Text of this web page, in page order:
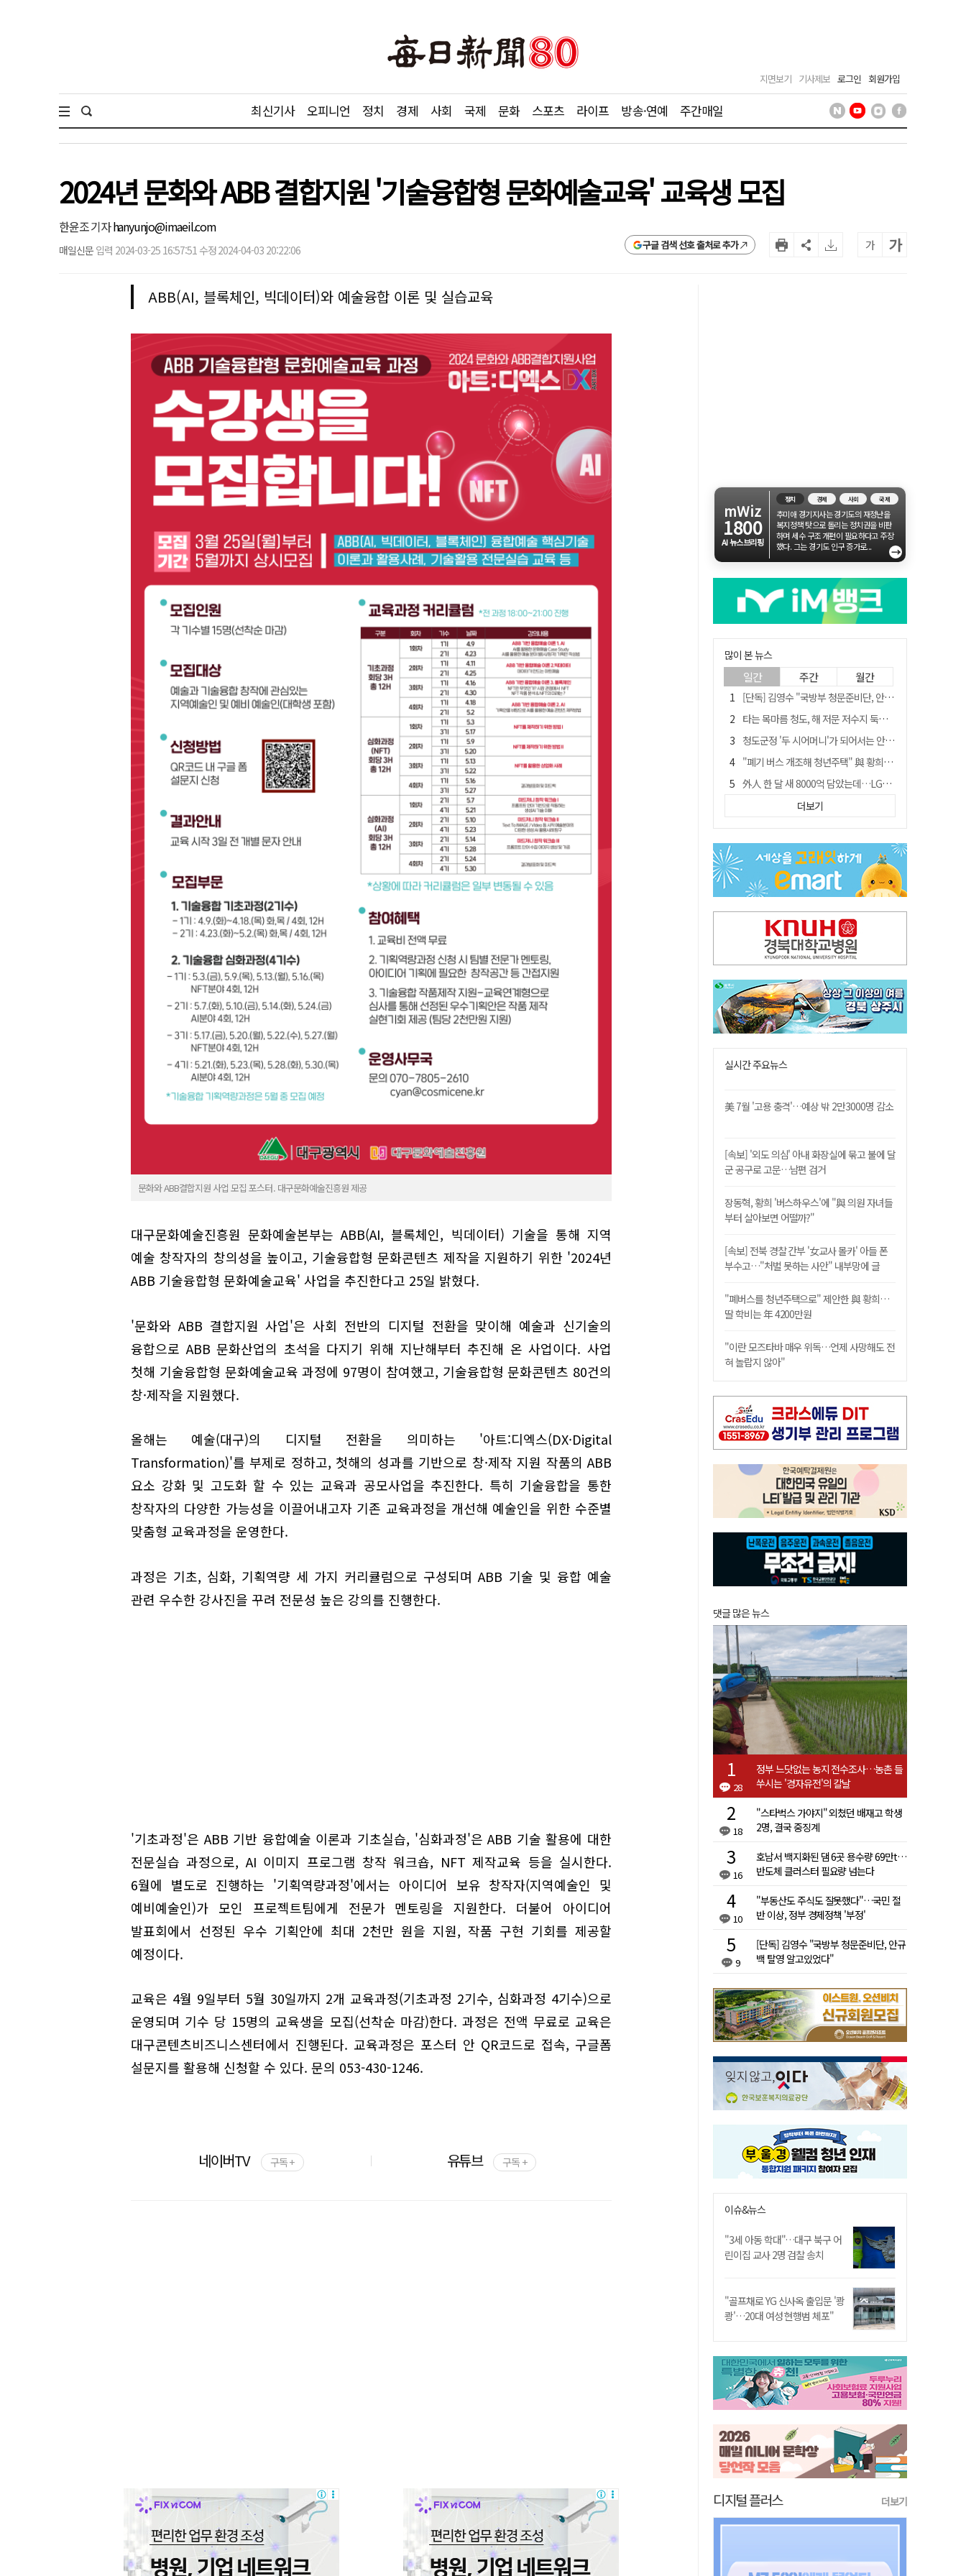
지면보기 기사제보 로그인 회원가입
최신기사 오피니언 정치 경제 사회 국제 문화 스포츠 라이프 방송·연예 주간매일
2024년 문화와 ABB 결합지원 '기술융합형 문화예술교육' 교육생 모집
한윤조 기자hanyunjo@imaeil.com
매일신문 입력 2024-03-25 16:57:51 수정 2024-04-03 20:22:06 구글 검색 선호 출처로 추가 가 가
ABB(AI, 블록체인, 빅데이터)와 예술융합 이론 및 실습교육
문화와 ABB결합지원 사업 모집 포스터. 대구문화예술진흥원 제공
대구문화예술진흥원 문화예술본부는 ABB(AI, 블록체인, 빅데이터) 기술을 통해 지역
예술 창작자의 창의성을 높이고, 기술융합형 문화콘텐츠 제작을 지원하기 위한 '2024년
ABB 기술융합형 문화예술교육' 사업을 추진한다고 25일 밝혔다.
'문화와 ABB 결합지원 사업'은 사회 전반의 디지털 전환을 맞이해 예술과 신기술의
융합으로 ABB 문화산업의 초석을 다지기 위해 지난해부터 추진해 온 사업이다. 사업
첫해 기술융합형 문화예술교육 과정에 97명이 참여했고, 기술융합형 문화콘텐츠 80건의
창·제작을 지원했다.
올해는 예술(대구)의 디지털 전환을 의미하는 '아트:디엑스(DX·Digital
Transformation)'를 부제로 정하고, 첫해의 성과를 기반으로 창·제작 지원 작품의 ABB
요소 강화 및 고도화 할 수 있는 교육과 공모사업을 추진한다. 특히 기술융합을 통한
창작자의 다양한 가능성을 이끌어내고자 기존 교육과정을 개선해 예술인을 위한 수준별
맞춤형 교육과정을 운영한다.
과정은 기초, 심화, 기획역량 세 가지 커리큘럼으로 구성되며 ABB 기술 및 융합 예술
관련 우수한 강사진을 꾸려 전문성 높은 강의를 진행한다.
'기초과정'은 ABB 기반 융합예술 이론과 기초실습, '심화과정'은 ABB 기술 활용에 대한
전문실습 과정으로, AI 이미지 프로그램 창작 워크숍, NFT 제작교육 등을 실시한다.
6월에 별도로 진행하는 '기획역량과정'에서는 아이디어 보유 창작자(지역예술인 및
예비예술인)가 모인 프로젝트팀에게 전문가 멘토링을 지원한다. 더불어 아이디어
발표회에서 선정된 우수 기획안에 최대 2천만 원을 지원, 작품 구현 기회를 제공할
예정이다.
교육은 4월 9일부터 5월 30일까지 2개 교육과정(기초과정 2기수, 심화과정 4기수)으로
운영되며 기수 당 15명의 교육생을 모집(선착순 마감)한다. 과정은 전액 무료로 교육은
대구콘텐츠비즈니스센터에서 진행된다. 교육과정은 포스터 안 QR코드로 접속, 구글폼
설문지를 활용해 신청할 수 있다. 문의 053-430-1246.
네이버TV 구독 + 유튜브 구독 +
mWiz
1800
AI 뉴스브리핑
정치 경제 사회 국제
추미애 경기지사는 경기도의 재정난을
복지정책 탓으로 돌리는 정치권을 비판
하며 세수 구조 개편이 필요하다고 주장
했다. 그는 경기도 인구 증가로...
→
많이 본 뉴스
일간 주간 월간
[단독] 김영수 "국방부 청문준비단, 안규백 탈영 알고있었다"
타는 목마름 청도, 해 저문 저수지 둑에 군수가 서 있었다
청도군정 '두 시어머니'가 되어서는 안된다
"폐기 버스 개조해 청년주택" 與 황희…'딸 학비는 年 4200만원'
外人 한 달 새 8000억 담았는데…LG이노텍 목표주가는 왜 엇갈릴까
임시휴업 들어갔던 홈플러스 영주점, 7일 영업 재개…지하 1층만 운영
SK하이닉스, 주당 375원 분기 배당 공시…"3분기 중 주주환원 방안 확정"
이의준 전 경북도 새마을봉사과장, 제28대 울릉군 부군수 취임
"상법개정해도 주주가 '봉'"…하이닉스 솔리다임 상장설에 술렁[개미와글와글]
더보기
실시간 주요뉴스
美 7월 '고용 충격'…예상 밖 2만3000명 감소
[속보] '외도 의심' 아내 화장실에 묶고 불에 달
군 공구로 고문…남편 검거
장동혁, 황희 '버스하우스'에 "與 의원 자녀들
부터 살아보면 어떨까?"
[속보] 전북 경찰 간부 '女교사 몰카' 아들 폰
부수고…"처벌 못하는 사안" 내부망에 글
"폐버스를 청년주택으로" 제안한 與 황희…
딸 학비는 年 4200만원
"이란 모즈타바 매우 위독…언제 사망해도 전
혀 놀랍지 않아"
댓글 많은 뉴스
28
정부 느닷없는 농지 전수조사…농촌 들
쑤시는 '경자유전'의 칼날
18
"스타벅스 가야지" 외쳤던 배재고 학생
2명, 결국 중징계
16
호남서 백지화된 댐 6곳 용수량 69만t…
반도체 클러스터 필요량 넘는다
10
"부동산도 주식도 잘못했다"…국민 절
반 이상, 정부 경제정책 '부정'
9
[단독] 김영수 "국방부 청문준비단, 안규
백 탈영 알고있었다"
이슈&뉴스
"3세 아동 학대"…대구 북구 어
린이집 교사 2명 검찰 송치
"골프채로 YG 신사옥 출입문 '쾅
쾅'…20대 여성 현행범 체포"
디지털 플러스 더보기